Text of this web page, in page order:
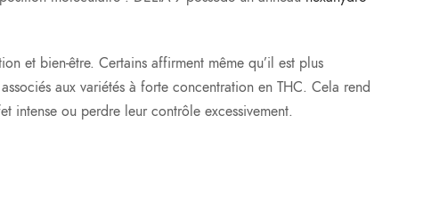
et bien-être. Certains affirment même qu’il est plus
aux variétés à forte concentration en THC. Cela rend
intense ou perdre leur contrôle excessivement.